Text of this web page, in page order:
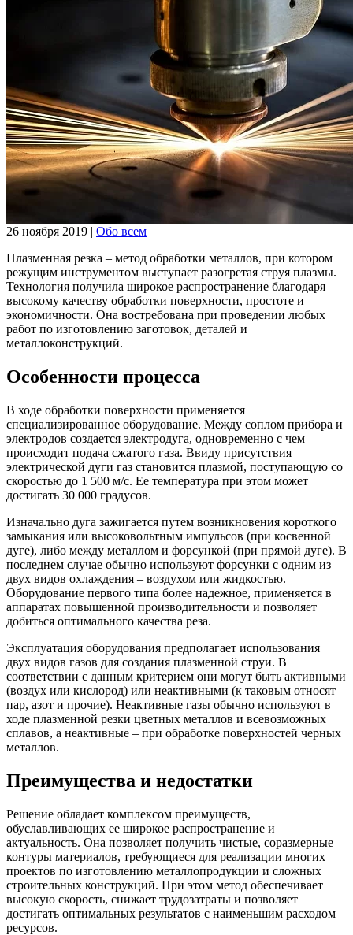
26 ноября 2019 | Обо всем
Плазменная резка – метод обработки металлов, при котором
режущим инструментом выступает разогретая струя плазмы.
Технология получила широкое распространение благодаря
высокому качеству обработки поверхности, простоте и
экономичности. Она востребована при проведении любых
работ по изготовлению заготовок, деталей и
металлоконструкций.
Особенности процесса
В ходе обработки поверхности применяется
специализированное оборудование. Между соплом прибора и
электродов создается электродуга, одновременно с чем
происходит подача сжатого газа. Ввиду присутствия
электрической дуги газ становится плазмой, поступающую со
скоростью до 1 500 м/с. Ее температура при этом может
достигать 30 000 градусов.
Изначально дуга зажигается путем возникновения короткого
замыкания или высоковольтным импульсов (при косвенной
дуге), либо между металлом и форсункой (при прямой дуге). В
последнем случае обычно используют форсунки с одним из
двух видов охлаждения – воздухом или жидкостью.
Оборудование первого типа более надежное, применяется в
аппаратах повышенной производительности и позволяет
добиться оптимального качества реза.
Эксплуатация оборудования предполагает использования
двух видов газов для создания плазменной струи. В
соответствии с данным критерием они могут быть активными
(воздух или кислород) или неактивными (к таковым относят
пар, азот и прочие). Неактивные газы обычно используют в
ходе плазменной резки цветных металлов и всевозможных
сплавов, а неактивные – при обработке поверхностей черных
металлов.
Преимущества и недостатки
Решение обладает комплексом преимуществ,
обуславливающих ее широкое распространение и
актуальность. Она позволяет получить чистые, соразмерные
контуры материалов, требующиеся для реализации многих
проектов по изготовлению металлопродукции и сложных
строительных конструкций. При этом метод обеспечивает
высокую скорость, снижает трудозатраты и позволяет
достигать оптимальных результатов с наименьшим расходом
ресурсов.